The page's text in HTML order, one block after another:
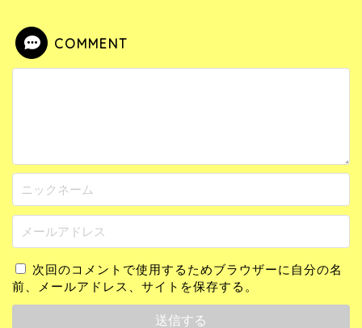
COMMENT
次回のコメントで使用するためブラウザーに自分の名
前、メールアドレス、サイトを保存する。